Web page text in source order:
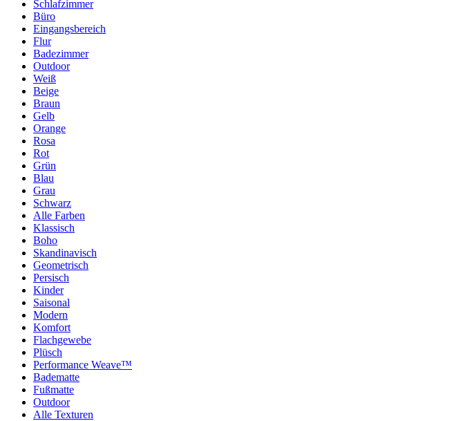
Schlafzimmer
Büro
Eingangsbereich
Flur
Badezimmer
Outdoor
Weiß
Beige
Braun
Gelb
Orange
Rosa
Rot
Grün
Blau
Grau
Schwarz
Alle Farben
Klassisch
Boho
Skandinavisch
Geometrisch
Persisch
Kinder
Saisonal
Modern
Komfort
Flachgewebe
Plüsch
Performance Weave™
Badematte
Fußmatte
Outdoor
Alle Texturen